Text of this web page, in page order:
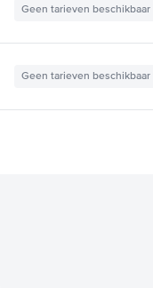
Geen tarieven beschikbaar
Geen tarieven beschikbaar